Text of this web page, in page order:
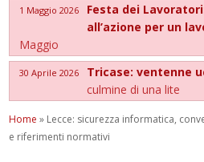
1 Maggio 2026
Festa dei
all’azione per un
Maggio
30 Aprile 2026 Tricase: ventenne
culmine di una lite
Home » Lecce: sicurezza informatica,
e riferimenti normativi